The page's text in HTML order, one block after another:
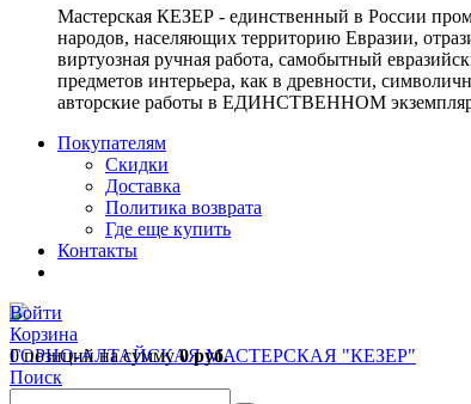
Мастерская КЕЗЕР - единственный в России
народов, населяющих территорию Евразии,
виртуозная ручная работа, самобытный
предметов интерьера, как в древности,
авторские работы в ЕДИНСТВЕННОМ
Покупателям
Скидки
Доставка
Политика возврата
Где еще купить
Контакты
Войти
Корзина
0 позицийна сумму0 руб.
Поиск
ГОРНО-АЛТАЙСКАЯ МАСТЕРСКАЯ "КЕЗЕР"
работаем